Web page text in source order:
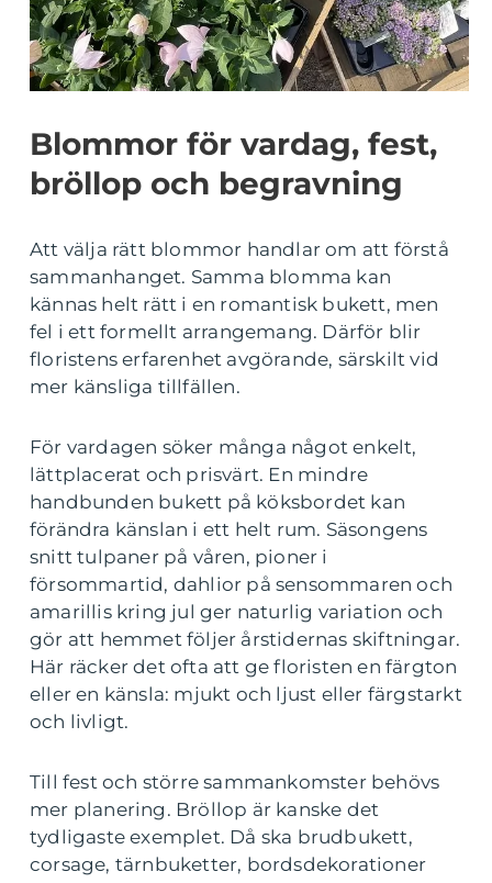
Blommor för vardag, fest,
bröllop och begravning
Att välja rätt blommor handlar om att förstå
sammanhanget. Samma blomma kan
kännas helt rätt i en romantisk bukett, men
fel i ett formellt arrangemang. Därför blir
floristens erfarenhet avgörande, särskilt vid
mer känsliga tillfällen.
För vardagen söker många något enkelt,
lättplacerat och prisvärt. En mindre
handbunden bukett på köksbordet kan
förändra känslan i ett helt rum. Säsongens
snitt tulpaner på våren, pioner i
försommartid, dahlior på sensommaren och
amarillis kring jul ger naturlig variation och
gör att hemmet följer årstidernas skiftningar.
Här räcker det ofta att ge floristen en färgton
eller en känsla: mjukt och ljust eller färgstarkt
och livligt.
Till fest och större sammankomster behövs
mer planering. Bröllop är kanske det
tydligaste exemplet. Då ska brudbukett,
corsage, tärnbuketter, bordsdekorationer